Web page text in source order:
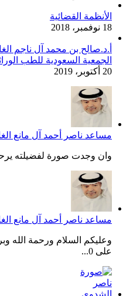
الأنظمة القضائية
18 نوفمبر، 2018
أ.د.صالح بن محمد آل ناجم
الجمعية السعودية للطب
20 أكتوبر، 2019
مساعد ناصر أحمد آل مانع
وان وجدت صورة لفضيلته
مساعد ناصر أحمد آل مانع
وعليكم السلام ورحمة الله
على 0...